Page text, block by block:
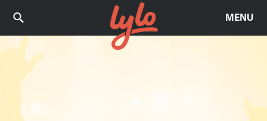
MENU